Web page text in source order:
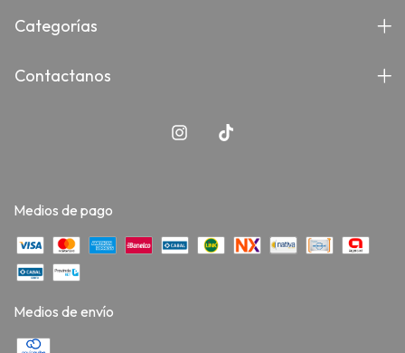
Categorías
Contactanos
Medios de pago
Medios de envío